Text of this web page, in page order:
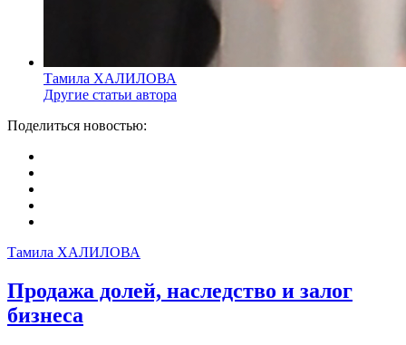
Тамила ХАЛИЛОВА
Другие статьи автора
Поделиться новостью:
Тамила ХАЛИЛОВА
Продажа долей, наследство и залог
бизнеса